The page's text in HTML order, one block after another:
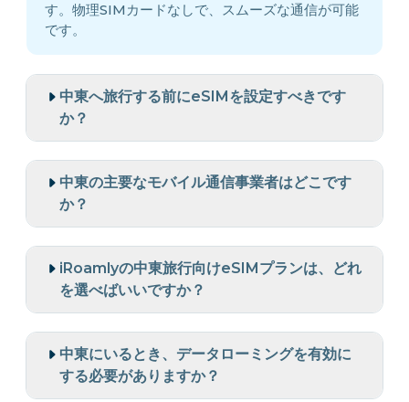
す。物理SIMカードなしで、スムーズな通信が可能
です。
中東へ旅行する前にeSIMを設定すべきです
か？
中東の主要なモバイル通信事業者はどこです
か？
iRoamlyの中東旅行向けeSIMプランは、どれ
を選べばいいですか？
中東にいるとき、データローミングを有効に
する必要がありますか？